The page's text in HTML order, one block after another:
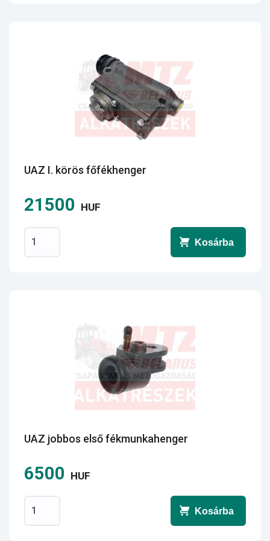
UAZ I. körös főfékhenger
21500 HUF
Kosárba
UAZ jobbos első fékmunkahenger
6500 HUF
Kosárba